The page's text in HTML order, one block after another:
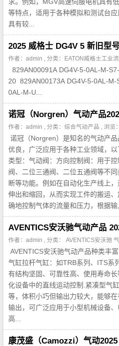
等特点，适用于各种模拟和测试台
具有较...
2025 威格士 DG4V 5 新旧型
作者：admin , 分类： EATON威格士工业
829AN00091A DG4V-5-0AL-M-
20 829AN00173A DG4V-5-0AL-
0AL-M-U...
诺冠（Norgren）气动产品
作者：admin , 分类： 综合气动产品 , 浏览
诺冠（Norgren）是知名的气动产
优良，广泛应用于各种工业领域，
类型：气动阀：方向控制阀：用于
阀、二位三通阀、二位五通阀等不
断等功能。例如在自动化生产线上
伸出和缩回，从而实现工件的搬运
确地控制气体的流量和压力，根据输
AVENTICS安沃驰气动产品
作者：admin , 分类： AVENTICS安沃驰
AVENTICS安沃驰气动产品种类丰
气缸拉杆气缸：如TRB系列、ITS系
有结构坚固、可靠性高、使用寿命
化设备中的直线运动控制.紧凑型气
等，体积小巧但输出力较大，能够
输出，可广泛应用于小型机械设备
高...
康茂盛（Camozzi）气动2025